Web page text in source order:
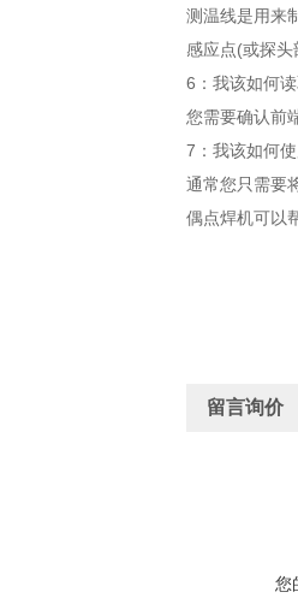
测温线是用来
感应点(或探
6：我该如何
您需要确认前
7：我该如何
通常您只需要
偶点焊机可以
留言询价
您